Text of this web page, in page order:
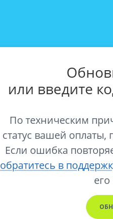
или введите
По техническим
статус вашей оплаты,
Если ошибка
обратитесь в
его